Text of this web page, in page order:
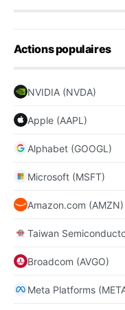
Actions populaires
NVIDIA (NVDA)
Apple (AAPL)
Alphabet (GOOGL)
Microsoft (MSFT)
Amazon.com (AMZN)
Taiwan
Broadcom (AVGO)
Meta Platforms